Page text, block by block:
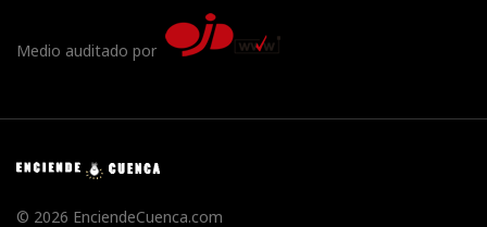
Medio auditado por
© 2026 EnciendeCuenca.com